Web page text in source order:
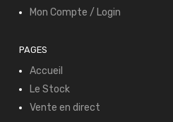
Mon Compte / Login
PAGES
Accueil
Le Stock
Vente en direct